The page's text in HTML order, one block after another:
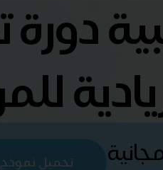
دورة
تحميل نموذج